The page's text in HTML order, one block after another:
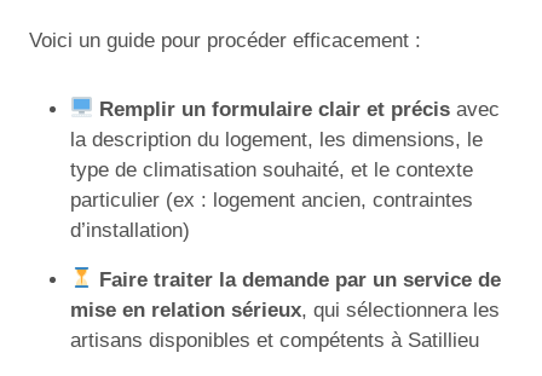
Voici un guide pour procéder efficacement :
Remplir un formulaire clair et précis avec
la description du logement, les dimensions, le
type de climatisation souhaité, et le contexte
particulier (ex : logement ancien, contraintes
d’installation)
Faire traiter la demande par un service de
mise en relation sérieux, qui sélectionnera les
artisans disponibles et compétents à Satillieu